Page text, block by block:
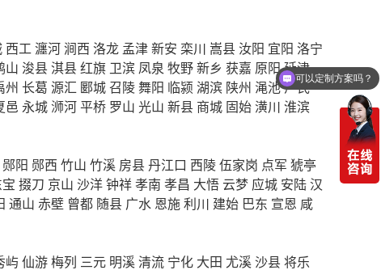
西工瀍河涧西 洛龙 孟津新安 栾川 嵩县 汝阳 宜阳 洛宁
山 浚县淇县红旗 卫滨 凤泉 牧野新乡 获嘉 原阳延津
州 长葛 源汇 郾城召陵舞阳 临颍 湖滨 陕州 渑池卢氏
邑 永城浉河平桥 罗山 光山 新县 商城 固始潢川 淮滨
郧阳 郧西 竹山 竹溪 房县丹江口 西陵伍家岗 点军 猇亭
掇刀 京山 沙洋钟祥孝南 孝昌 大悟 云梦 应城 安陆汉
通山 赤壁 曾都 随县 广水 恩施利川 建始 巴东 宣恩 咸
屿仙游梅列 三元 明溪清流 宁化 大田 尤溪沙县将乐
你们电话多少
可以定制方案吗？